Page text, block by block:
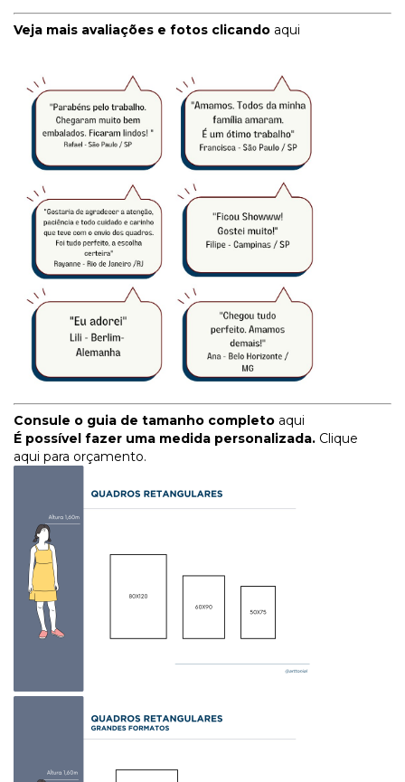
Veja mais avaliações e fotos clicando aqui
Consule o guia de tamanho completo aqui
É possível fazer uma medida personalizada. Clique
aqui para orçamento.